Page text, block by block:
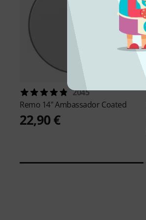
2045
Remo 14" Ambassador Coated
22,90 €